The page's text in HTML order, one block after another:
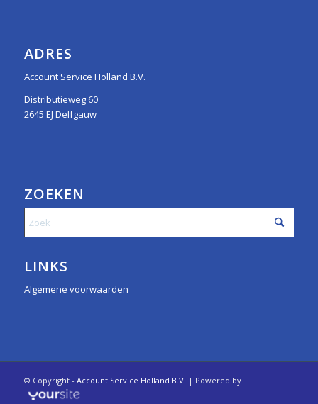
ADRES
Account Service Holland B.V.
Distributieweg 60
2645 EJ Delfgauw
ZOEKEN
LINKS
Algemene voorwaarden
© Copyright - Account Service Holland B.V. | Powered by